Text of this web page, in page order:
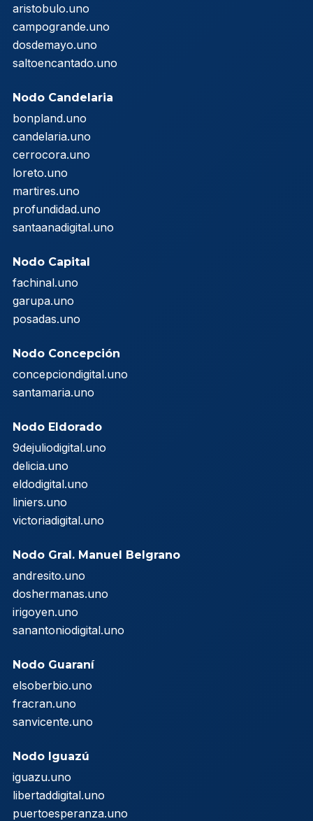
aristobulo.uno
campogrande.uno
dosdemayo.uno
saltoencantado.uno
Nodo Candelaria
bonpland.uno
candelaria.uno
cerrocora.uno
loreto.uno
martires.uno
profundidad.uno
santaanadigital.uno
Nodo Capital
fachinal.uno
garupa.uno
posadas.uno
Nodo Concepción
concepciondigital.uno
santamaria.uno
Nodo Eldorado
9dejuliodigital.uno
delicia.uno
eldodigital.uno
liniers.uno
victoriadigital.uno
Nodo Gral. Manuel Belgrano
andresito.uno
doshermanas.uno
irigoyen.uno
sanantoniodigital.uno
Nodo Guaraní
elsoberbio.uno
fracran.uno
sanvicente.uno
Nodo Iguazú
iguazu.uno
libertaddigital.uno
puertoesperanza.uno